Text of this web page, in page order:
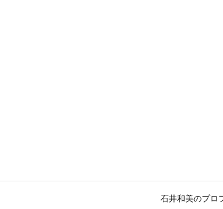
石井和美のプロ